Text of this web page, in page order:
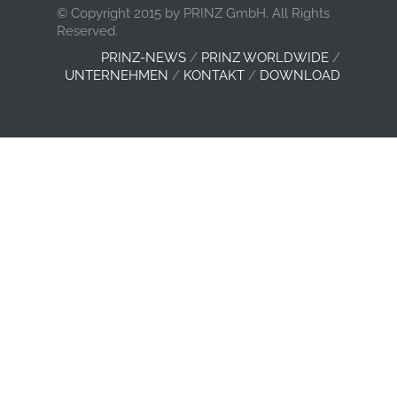
© Copyright 2015 by PRINZ GmbH. All Rights
Reserved.
PRINZ-NEWS / PRINZ WORLDWIDE /
UNTERNEHMEN / KONTAKT / DOWNLOAD